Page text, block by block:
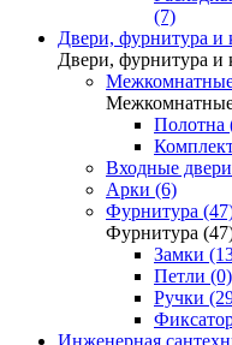
(7)
Двери, фурнитура
Двери, фурнитура
Полотна
Входные
Арки (6)
Фурнитура
Фурнитура
Замки
Петли (0)
Ручки
Инженерная